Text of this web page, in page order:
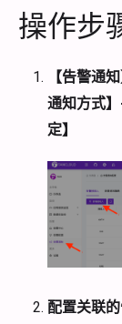
操作步
【告警通
通知方式
定】
配置关联